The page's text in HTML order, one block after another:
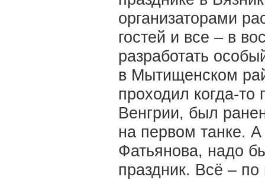
организаторами
гостей и все – в
разработать
в Мытищенском
проходил когда-то
Венгрии, был
на первом танке.
Фатьянова, надо
праздник. Всё – по